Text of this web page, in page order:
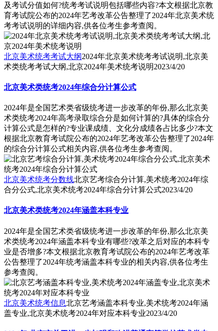
及考试分值如何?统考考试说明包括哪些内容?本文根据北京教
育考试院公布的2024年艺考改革公告整理了2024年北京美术统
考考试说明的详细内容,供各位考生参考查阅。
北京美术统考考试大纲2024年北京美术统考考试说明,北京美
术类统考考试大纲,北京2024年美术统考说明2023/4/20
北京美术类统考2024年综合分计算公式
2024年是全国艺术类省级统考进一步改革的年份,那么北京美
术类统考2024年高考录取综合分是如何计算的?具体的综合分
计算公式是怎样的?专业课成绩、文化分成绩各占比多少?本文
根据北京教育考试院公布的2024年艺考改革公告整理了2024年
的综合分计算公式相关内容,供各位考生参考查阅。
北京美术统考分数线北京艺考综合分计算,美术统考2024年综
合分公式,北京美术统考2024年综合分计算公式2023/4/20
北京美术类统考2024年涵盖本科专业
2024年是全国艺术类省级统考进一步改革的年份,那么北京美
术类统考2024年涵盖本科专业有哪些?改革之后对应的本科专
业是否增多?本文根据北京教育考试院公布的2024年艺考改革
公告整理了2024年统考涵盖本科专业的相关内容,供各位考生
参考查阅。
北京美术统考信息北京艺考涵盖本科专业,美术统考2024年涵
盖专业,北京美术统考2024年对应本科专业2023/4/20